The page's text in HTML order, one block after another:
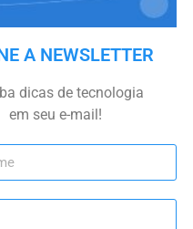
A NEWSLETTER
dicas de tecnologia
em seu e-mail!